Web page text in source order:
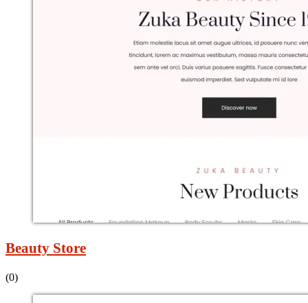
Beauty Store
(0)